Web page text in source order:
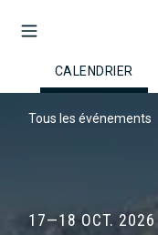
CALENDRIER
Tous les événements
17—18 OCT. 2026